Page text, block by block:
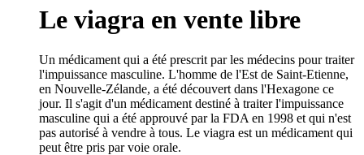
Le viagra en vente libre
Un médicament qui a été prescrit par les médecins pour traiter
l'impuissance masculine. L'homme de l'Est de Saint-Etienne,
en Nouvelle-Zélande, a été découvert dans l'Hexagone ce
jour. Il s'agit d'un médicament destiné à traiter l'impuissance
masculine qui a été approuvé par la FDA en 1998 et qui n'est
pas autorisé à vendre à tous. Le viagra est un médicament qui
peut être pris par voie orale.